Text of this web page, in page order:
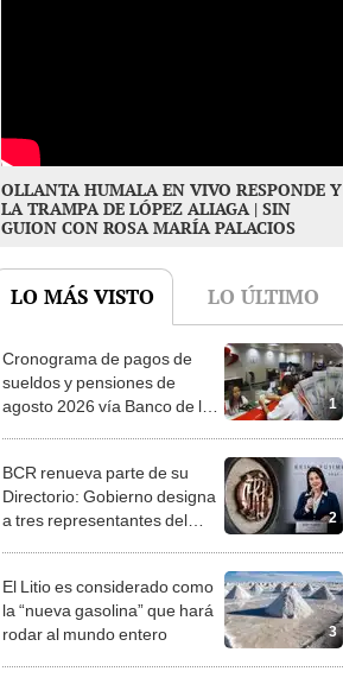
OLLANTA HUMALA EN VIVO RESPONDE Y
LA TRAMPA DE LÓPEZ ALIAGA | SIN
GUION CON ROSA MARÍA PALACIOS
LO MÁS VISTO LO ÚLTIMO
1
Cronograma de pagos de
sueldos y pensiones de
agosto 2026 vía Banco de la
2
BCR renueva parte de su
Directorio: Gobierno designa
a tres representantes del
3
El Litio es considerado como
la “nueva gasolina” que hará
rodar al mundo entero